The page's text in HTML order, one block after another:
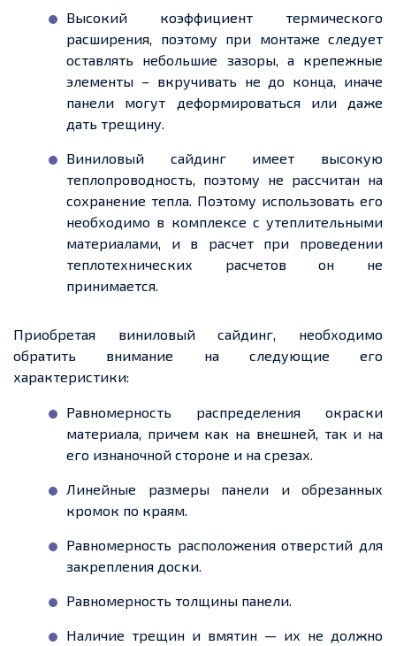
Высокий коэффициент термического
расширения, поэтому при монтаже следует
оставлять небольшие зазоры, а крепежные
элементы – вкручивать не до конца, иначе
панели могут деформироваться или даже
дать трещину.
Виниловый сайдинг имеет высокую
теплопроводность, поэтому не рассчитан на
сохранение тепла. Поэтому использовать его
необходимо в комплексе с утеплительными
материалами, и в расчетпри проведении
теплотехнических расчетов он не
принимается.
Приобретая виниловый сайдинг, необходимо
обратить внимание на следующие его
характеристики:
Равномерность распределения окраски
материала, причемкак на внешней, так и на
его изнаночной стороне и на срезах.
Линейные размеры панели и обрезанных
кромок по краям.
Равномерность расположения отверстий для
закрепления доски.
Равномерность толщины панели.
Наличие трещин и вмятин — их не должно